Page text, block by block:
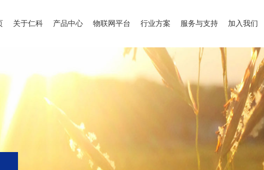
关于仁科 产品中心 物联网平台 行业方案 服务与支持 加入我们